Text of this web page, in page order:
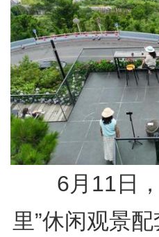
6月11日，
里”休闲观景